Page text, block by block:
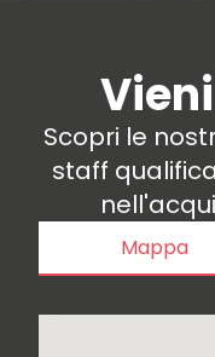
Scopri le
staff
Mappa